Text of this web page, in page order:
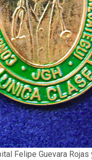
Felipe Guevara